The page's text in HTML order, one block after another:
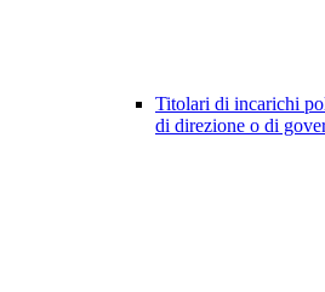
Titolari di incarichi
di direzione o di